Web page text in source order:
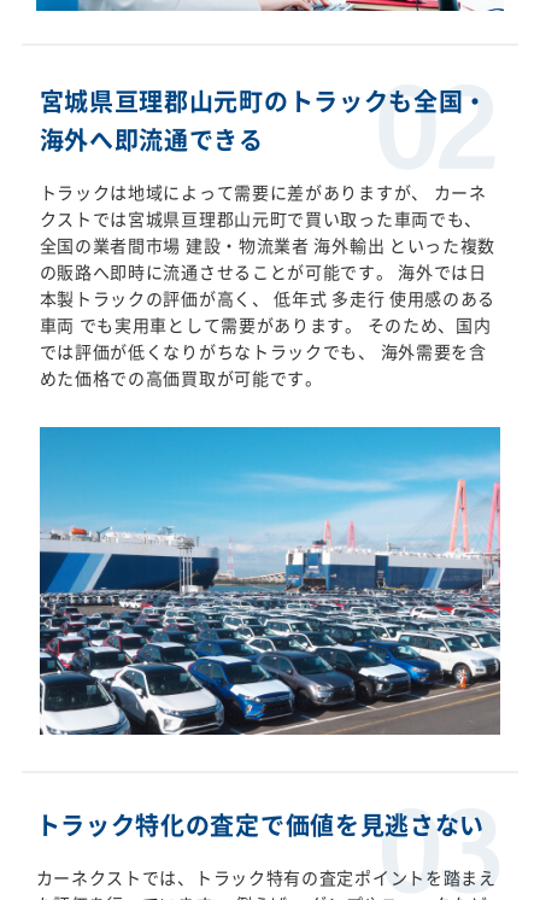
宮城県亘理郡山元町のトラックも全国・
海外へ即流通できる
トラックは地域によって需要に差がありますが、 カーネ
クストでは宮城県亘理郡山元町で買い取った車両でも、
全国の業者間市場 建設・物流業者 海外輸出 といった複数
の販路へ即時に流通させることが可能です。 海外では日
本製トラックの評価が高く、 低年式 多走行 使用感のある
車両 でも実用車として需要があります。 そのため、国内
では評価が低くなりがちなトラックでも、 海外需要を含
めた価格での高価買取が可能です。
トラック特化の査定で価値を見逃さない
カーネクストでは、トラック特有の査定ポイントを踏まえ